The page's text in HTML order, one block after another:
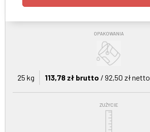
OPAKOWANIA
25 kg 113,78 zł brutto / 92,50 zł netto
ZUŻYCIE